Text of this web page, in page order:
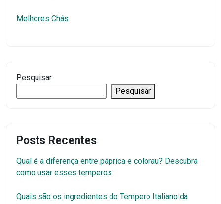
Melhores Chás
Pesquisar
Pesquisar
Posts Recentes
Qual é a diferença entre páprica e colorau? Descubra
como usar esses temperos
Quais são os ingredientes do Tempero Italiano da